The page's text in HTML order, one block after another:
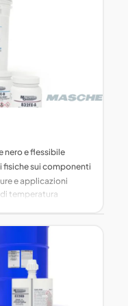
e flessibile
fisiche sui componenti
e applicazioni
temperatura